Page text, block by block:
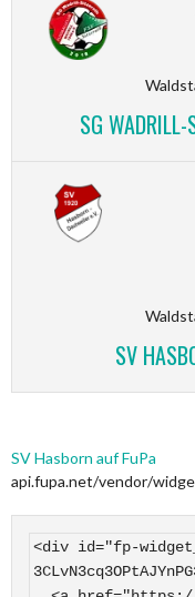
SG
SV
SV Hasborn auf FuPa
api.fupa.net/vendor/
<div id="fp-